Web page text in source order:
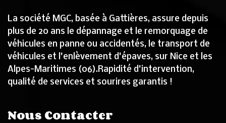
La société MGC, basée à Gattières, assure depuis
plus de 20 ans le dépannage et le remorquage de
véhicules en panne ou accidentés, le transport de
véhicules et l'enlèvement d'épaves, sur Nice et les
Alpes-Maritimes (06).Rapidité d'intervention,
qualité de services et sourires garantis !
Nous Contacter